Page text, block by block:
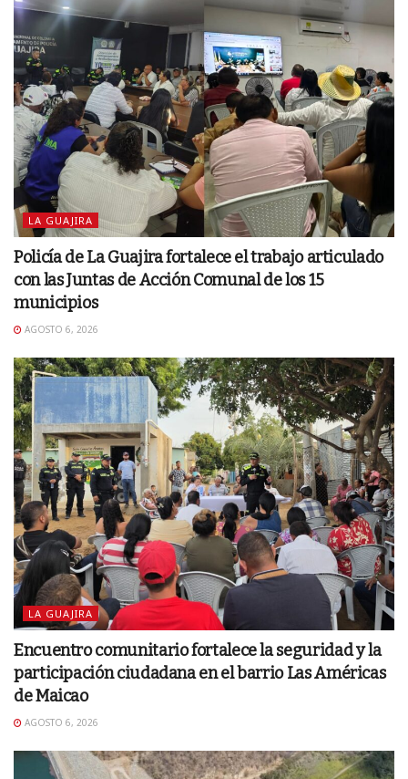
LA GUAJIRA
Policía de La Guajira fortalece el trabajo articulado
con las Juntas de Acción Comunal de los 15
municipios
AGOSTO 6, 2026
LA GUAJIRA
Encuentro comunitario fortalece la seguridad y la
participación ciudadana en el barrio Las Américas
de Maicao
AGOSTO 6, 2026